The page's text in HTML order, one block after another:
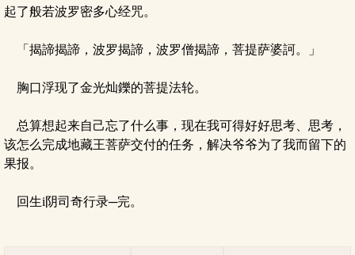
起了般若波罗密多心经咒。
「揭諦揭諦，波罗揭諦，波罗僧揭諦，菩提萨婆訶。」
胸口浮现了金光灿鑠的菩提法轮。
总算想起来自己忘了什么事，现在我可得好好思考、思考，
该怎么完成地藏王菩萨交付的任务，解决爷爷为了我而留下的
果报。
回生i阴司奇行录─完。